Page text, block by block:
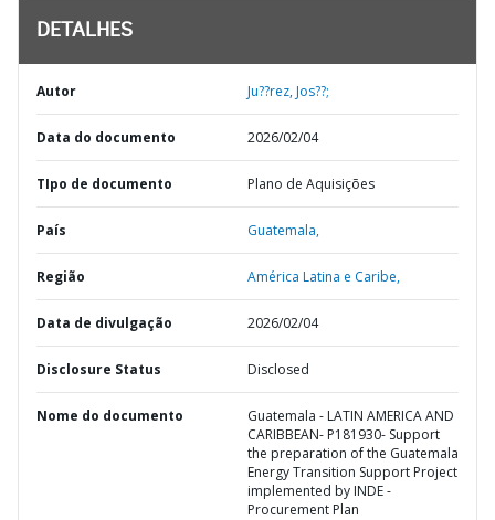
DETALHES
Autor Ju??rez, Jos??;
Data do documento 2026/02/04
TIpo de documento Plano de Aquisições
País Guatemala,
Região América Latina e Caribe,
Data de divulgação 2026/02/04
Disclosure Status Disclosed
Nome do documento
Guatemala - LATIN AMERICA AND
CARIBBEAN- P181930- Support
the preparation of the Guatemala
Energy Transition Support Project
implemented by INDE -
Procurement Plan